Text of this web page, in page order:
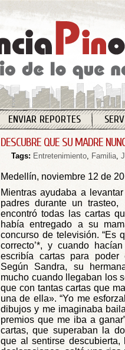
ENVIAR REPORTES
DESCUBRE QUE SU MADRE
Tags: Entretenimiento, Familia,
Medellín, noviembre 12 de
Mientras ayudaba a
padres durante un
encontró todas las cartas
había entregado a su
concurso de televisión. “Es
correcto’*, y cuando
escribía cartas para poder
Según Sandra, su
mucho cuando llegaban los
que con tantas cartas que
una de ella». “Yo me
dibujos y me imaginaba
premios que me iba a
cartas, que superaban la
que al sentirse